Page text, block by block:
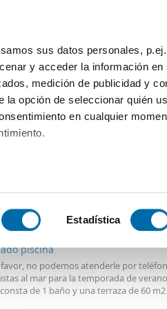
sus datos personales,
y acceder la información
medición de publicidad y
la opción de seleccionar quién
en cualquier
activamente para buscar
sus datos personales
cambiar o retirar su
Estadística
Habitaciones
1 Baño
piscina
no podemos atenderle por
al mar para la temporada de
de 1 baño y una terraza de 60